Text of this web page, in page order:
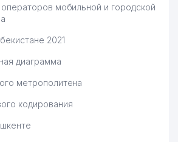
мобильной и городской
2021
диаграмма
метрополитена
кодирования